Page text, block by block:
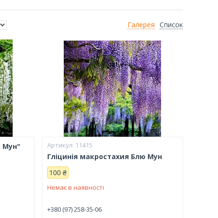
Галерея Список
Мун" 11415
Гліцинія макростахия Блю Мун
100 ₴
Немає в наявності
+380 (97) 258-35-06